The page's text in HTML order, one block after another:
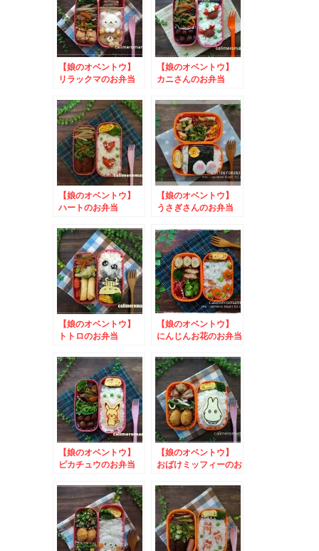
【娘のオベントウ】
リラックマのお弁当
【娘のオベントウ】
カニさんのお弁当
きおにこミニぬいぐる
みキャンペーン
【娘のオベントウ】
ハートのお弁当
【娘のオベントウ】
うさぎさんのお弁当
【娘のオベントウ】
トトロのお弁当
りアクション2024
【娘のオベントウ】
にんじんお花のお弁当
【娘のオベントウ】
ピカチュウのお弁当
【娘のオベントウ】
おばけミッフィーのお
んフォトコンテスト
2024